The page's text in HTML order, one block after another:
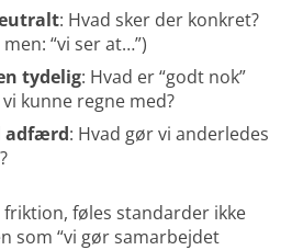
: Hvad sker der konkret?
“vi ser at…”)
tydelig: Hvad er “godt nok”
kunne regne med?
adfærd: Hvad gør vi anderledes
føles standarder ikke
som “vi gør samarbejdet